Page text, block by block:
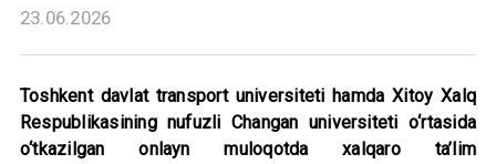
23.06.2026
Toshkent davlat transport universiteti hamda Xitoy Xalq
Respublikasining nufuzli Changan universiteti o‘rtasida
o‘tkazilgan onlayn muloqotda xalqaro ta’lim